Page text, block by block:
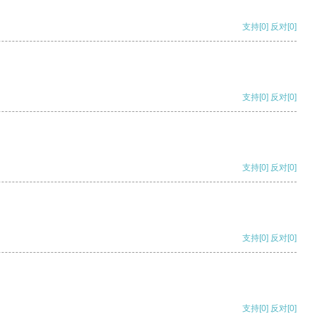
支持[0] 反对[0]
支持[0] 反对[0]
支持[0] 反对[0]
支持[0] 反对[0]
支持[0] 反对[0]